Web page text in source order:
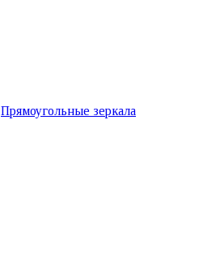
Прямоугольные зеркала